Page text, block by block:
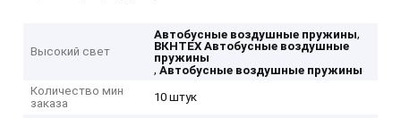
Высокий свет
Автобусные воздушные пружины,
ВКНТЕХ Автобусные воздушные
пружины
,Автобусные воздушные пружины
Количество мин
заказа
10 штук